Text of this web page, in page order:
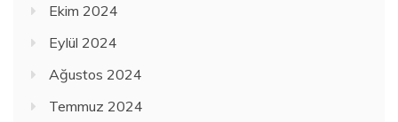
Ekim 2024
Eylül 2024
Ağustos 2024
Temmuz 2024